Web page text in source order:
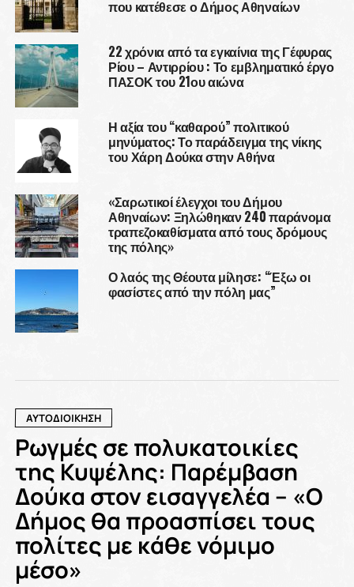
που κατέθεσε ο Δήμος Αθηναίων
22 χρόνια από τα εγκαίνια της Γέφυρας
Ρίου – Αντιρρίου : Το εμβληματικό έργο
ΠΑΣΟΚ του 21ου αιώνα
Η αξία του “καθαρού” πολιτικού
μηνύματος: Το παράδειγμα της νίκης
του Χάρη Δούκα στην Αθήνα
«Σαρωτικοί έλεγχοι του Δήμου
Αθηναίων: Ξηλώθηκαν 240 παράνομα
τραπεζοκαθίσματα από τους δρόμους
της πόλης»
Ο λαός της Θέουτα μίλησε: “Έξω οι
φασίστες από την πόλη μας”
ΑΥΤΟΔΙΟΙΚΗΣΗ
Ρωγμές σε πολυκατοικίες
της Κυψέλης: Παρέμβαση
Δούκα στον εισαγγελέα – «Ο
Δήμος θα προασπίσει τους
πολίτες με κάθε νόμιμο
μέσο»